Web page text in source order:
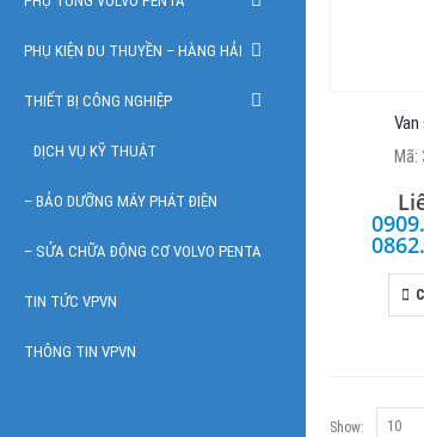
PHỤ KIỆN DU THUYỀN – HÀNG HẢI
THIẾT BỊ CÔNG NGHIỆP
DỊCH VỤ KỸ THUẬT
– BẢO DƯỠNG MÁY PHÁT ĐIỆN
– SỬA CHỮA ĐỘNG CƠ VOLVO PENTA
TIN TỨC VPVN
THÔNG TIN VPVN
Mã:
Show: